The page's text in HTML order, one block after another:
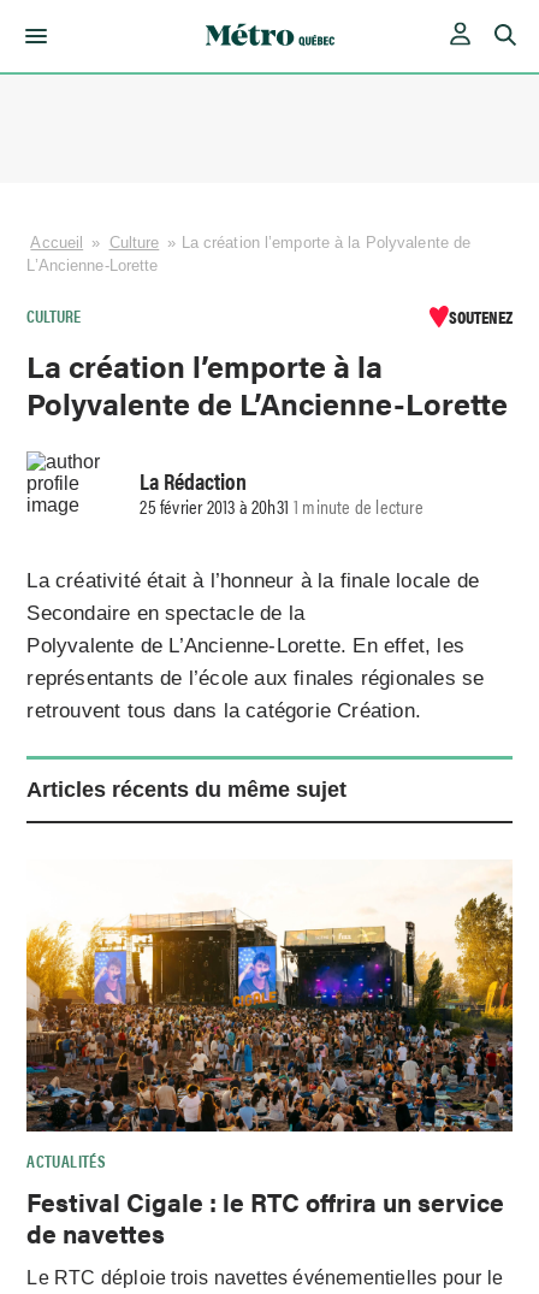
Accueil » Culture » La création l’emporte à la Polyvalente de
L’Ancienne-Lorette
CULTURE SOUTENEZ
La création l’emporte à la
Polyvalente de L’Ancienne-Lorette
La Rédaction
25 février 2013 à 20h31 1 minute de lecture
La créativité était à l’honneur à la finale locale de
Secondaire en spectacle de la
Polyvalente de L’Ancienne-Lorette. En effet, les
représentants de l’école aux finales régionales se
retrouvent tous dans la catégorie Création.
Articles récents du même sujet
ACTUALITÉS
Festival Cigale : le RTC offrira un service
de navettes
Le RTC déploie trois navettes événementielles pour le